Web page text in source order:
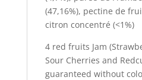
(47,16%), pectine de
citron concentré (<1%)
4 red fruits Jam
Sour Cherries and
guaranteed without